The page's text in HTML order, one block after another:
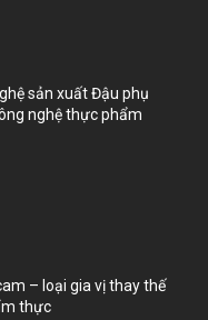
sản xuất Đậu phụ
nghệ thực phẩm
– loại gia vị thay thế
thực